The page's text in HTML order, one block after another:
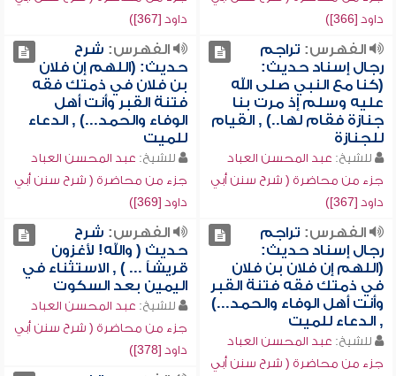
داود [366])
داود [367])
الفهرس: تراجم
رجال إسناد حديث:
(كنا مع النبي صلى الله
عليه وسلم إذ مرت بنا
جنازة فقام لها..) , القيام
للجنازة
للشيخ: عبد المحسن العباد
جزء من محاضرة ( شرح سنن أبي
داود [367])
الفهرس: شرح
حديث: (اللهم إن فلان
بن فلان في ذمتك فقه
فتنة القبر وأنت أهل
الوفاء والحمد...) , الدعاء
للميت
للشيخ: عبد المحسن العباد
جزء من محاضرة ( شرح سنن أبي
داود [369])
الفهرس: تراجم
رجال إسناد حديث:
(اللهم إن فلان بن فلان
في ذمتك فقه فتنة القبر
وأنت أهل الوفاء والحمد...)
, الدعاء للميت
للشيخ: عبد المحسن العباد
جزء من محاضرة ( شرح سنن أبي
الفهرس: شرح
حديث ( والله! لأغزون
قريشاً ... ) , الاستثناء في
اليمين بعد السكوت
للشيخ: عبد المحسن العباد
جزء من محاضرة ( شرح سنن أبي
داود [378])